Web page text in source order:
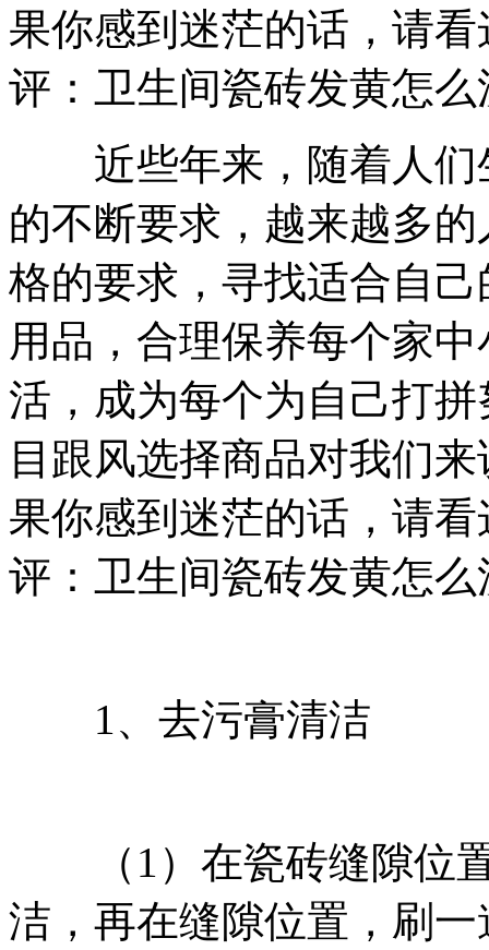
果你感到迷茫的话，请
评：卫生间瓷砖发黄怎么
近些年来，随着人们
的不断要求，越来越多
格的要求，寻找适合自
用品，合理保养每个家
活，成为每个为自己打
目跟风选择商品对我们
果你感到迷茫的话，请
评：卫生间瓷砖发黄怎么
1、去污膏清洁
（1）在瓷砖缝隙位置
洁，再在缝隙位置，刷